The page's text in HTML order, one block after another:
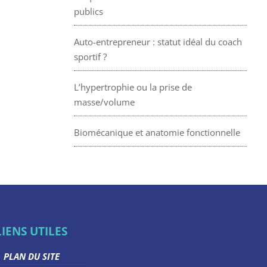
publics
Auto-entrepreneur : statut idéal du coach
sportif ?
L’hypertrophie ou la prise de
masse/volume
Biomécanique et anatomie fonctionnelle
UTILES
PLAN DU SITE